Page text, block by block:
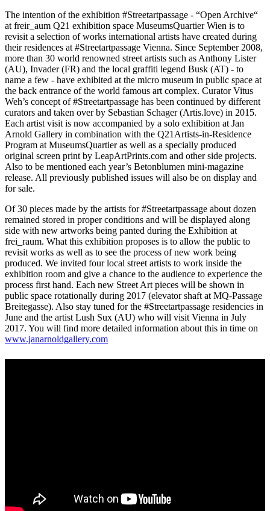
The intention of the exhibition #Streetartpassage - “Open Archive“
at freir_aum Q21 exhibition space MuseumsQuartier Wien is to
revisit a selection of works international artists have created during
their residences at #Streetartpassage Vienna. Since September 2008,
more than 30 world renowned street artists such as Anthony Lister
(AU), Invader (FR) and the local graffiti legend Busk (AT) - to
name a few - have exhibited at the micro museum in public space at
the back entrance of the world famous art complex. Curator Vitus
Weh’s concept of #Streetartpassage has been continued by different
curators and taken over by Sebastian Schager (Artis.love) in 2015.
Each artist visit is now accompanied by a solo exhibition at Jan
Arnold Gallery in combination with the Q21Artists-in-Residence
Program at MuseumsQuartier as well as a specially produced
original screen print by LeapArtPrints.com and other side projects.
Also to be mentioned each year’s Betonblumen mini-magazine
release. All previously published issues will also be on display and
for sale.
Of 30 pieces made by the artists for #Streetartpassage about dozen
remained stored in proper conditions and will be displayed along
side with new artworks being panted during the Exhibition at
frei_raum. What this exhibition proposes is to allow the public to
revisit works as well as to see the process of new work being
produced. We invited four local street artists to work inside the
exhibition room and give a chance to the audience to experience the
process first hand. Each new Street Art pieces will be shown in
public space rotationally during 2017 (elevator shaft at MQ-Passage
Breitegasse). Also stay tuned for the #Streetartpassage residencies in
June and the artist Lush Sux (AU) who will visit Vienna in July
2017. You will find more detailed information about this in time on
www.janarnoldgallery.com